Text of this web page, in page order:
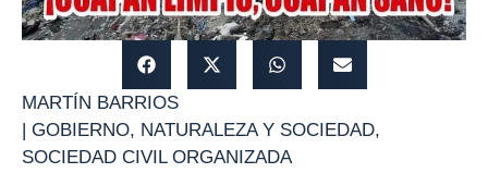
MARTÍN BARRIOS
GOBIERNO, NATURALEZA Y SOCIEDAD,
SOCIEDAD CIVIL ORGANIZADA